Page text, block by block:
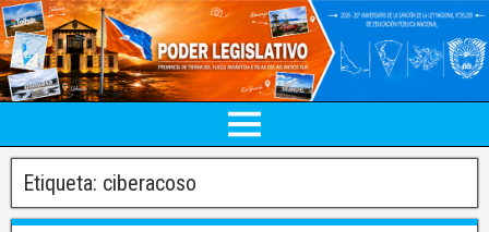
Etiqueta: ciberacoso